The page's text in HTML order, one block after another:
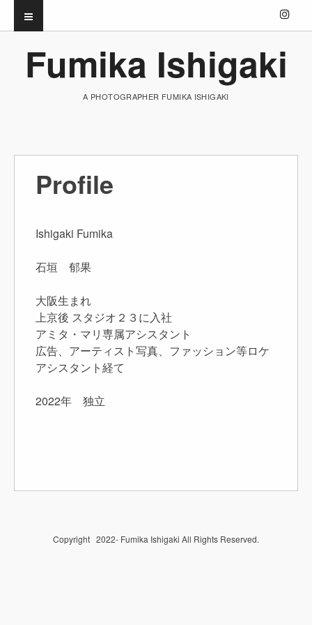
Fumika Ishigaki
A PHOTOGRAPHER FUMIKA ISHIGAKI
Profile
Ishigaki Fumika
石垣 郁果
大阪生まれ
上京後 スタジオ２３に入社
アミタ・マリ専属アシスタント
広告、アーティスト写真、ファッション等ロケ
アシスタント経て
2022年 独立
Copyright 2022- Fumika Ishigaki All Rights Reserved.